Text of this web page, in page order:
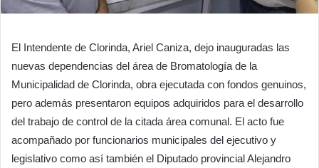
El Intendente de Clorinda, Ariel Caniza, dejo inauguradas las
nuevas dependencias del área de Bromatología de la
Municipalidad de Clorinda, obra ejecutada con fondos genuinos,
pero además presentaron equipos adquiridos para el desarrollo
del trabajo de control de la citada área comunal. El acto fue
acompañado por funcionarios municipales del ejecutivo y
legislativo como así también el Diputado provincial Alejandro